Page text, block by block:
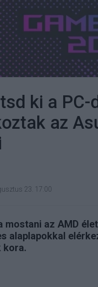
ki a PC-
az
23. 17:00
mostani az AMD
alaplapokkal
kora.